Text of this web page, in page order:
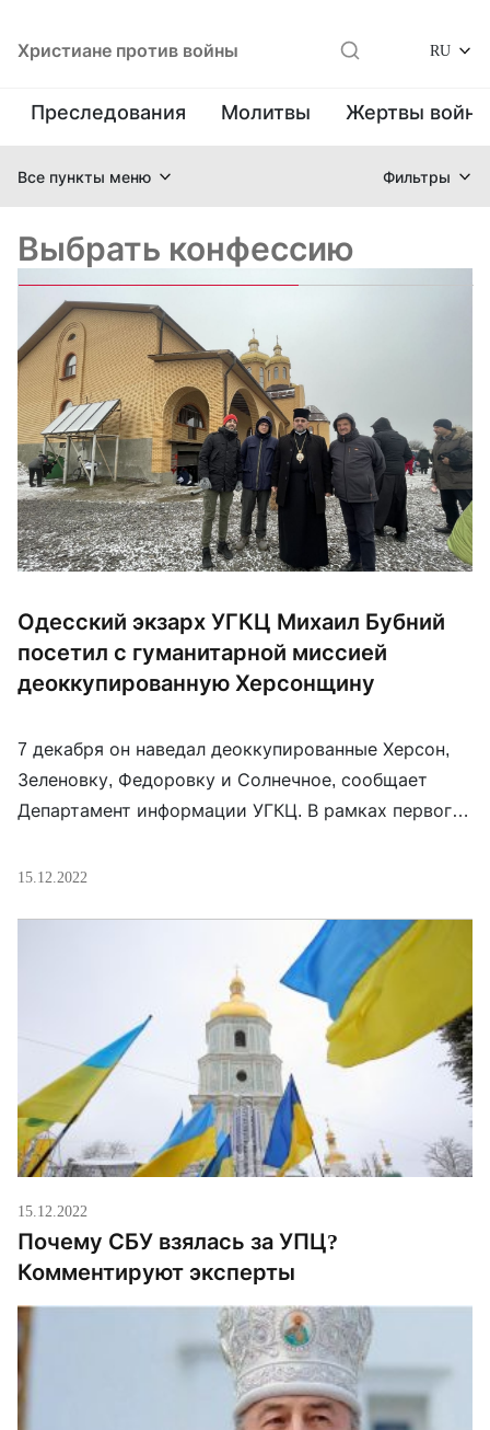
Христиане против войны RU
Преследования Молитвы Жертвы
Все пункты меню Фильтры
Выбрать конфессию
Одесский экзарх УГКЦ Михаил Бубний
посетил с гуманитарной миссией
деоккупированную Херсонщину
7 декабря он наведал деоккупированные Херсон,
Зеленовку, Федоровку и Солнечное, сообщает
Департамент информации УГКЦ. В рамках первого
после освобождения украинских территорий от
прихожанами за Украину и передал продуктовые
наборы от Патриаршего фонда «Мудрое дело»,
спальники-одеяла от Восточноевропейской
гуманитарной миссии, генераторы теплую одежду
от волонтеров из […]
15.12.2022
15.12.2022
Почему СБУ взялась за УПЦ?
Комментируют эксперты